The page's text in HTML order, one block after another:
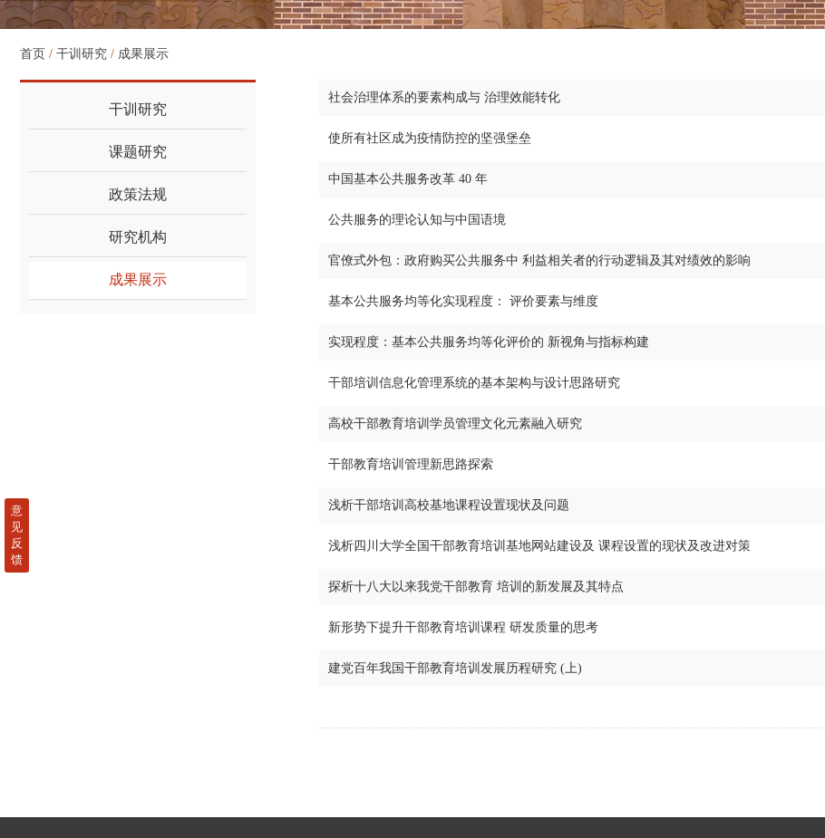
首页 / 干训研究 / 成果展示
干训研究
课题研究
政策法规
研究机构
成果展示
社会治理体系的要素构成与 治理效能转化
使所有社区成为疫情防控的坚强堡垒
中国基本公共服务改革 40 年
公共服务的理论认知与中国语境
官僚式外包：政府购买公共服务中 利益相关者的行动逻辑及其对绩效的影响
基本公共服务均等化实现程度： 评价要素与维度
实现程度：基本公共服务均等化评价的 新视角与指标构建
干部培训信息化管理系统的基本架构与设计思路研究
高校干部教育培训学员管理文化元素融入研究
干部教育培训管理新思路探索
浅析干部培训高校基地课程设置现状及问题
浅析四川大学全国干部教育培训基地网站建设及 课程设置的现状及改进对策
探析十八大以来我党干部教育 培训的新发展及其特点
新形势下提升干部教育培训课程 研发质量的思考
建党百年我国干部教育培训发展历程研究 (上)
意
见
反
馈